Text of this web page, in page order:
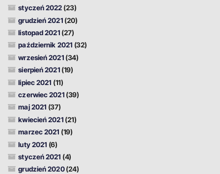
styczeń 2022 (23)
grudzień 2021 (20)
listopad 2021 (27)
październik 2021 (32)
wrzesień 2021 (34)
sierpień 2021 (19)
lipiec 2021 (11)
czerwiec 2021 (39)
maj 2021 (37)
kwiecień 2021 (21)
marzec 2021 (19)
luty 2021 (6)
styczeń 2021 (4)
grudzień 2020(24)